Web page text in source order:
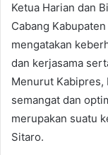
Ketua Harian dan
Cabang
mengatakan
dan kerjasama
Menurut Kabipres,
semangat dan
merupakan suatu
Sitaro.